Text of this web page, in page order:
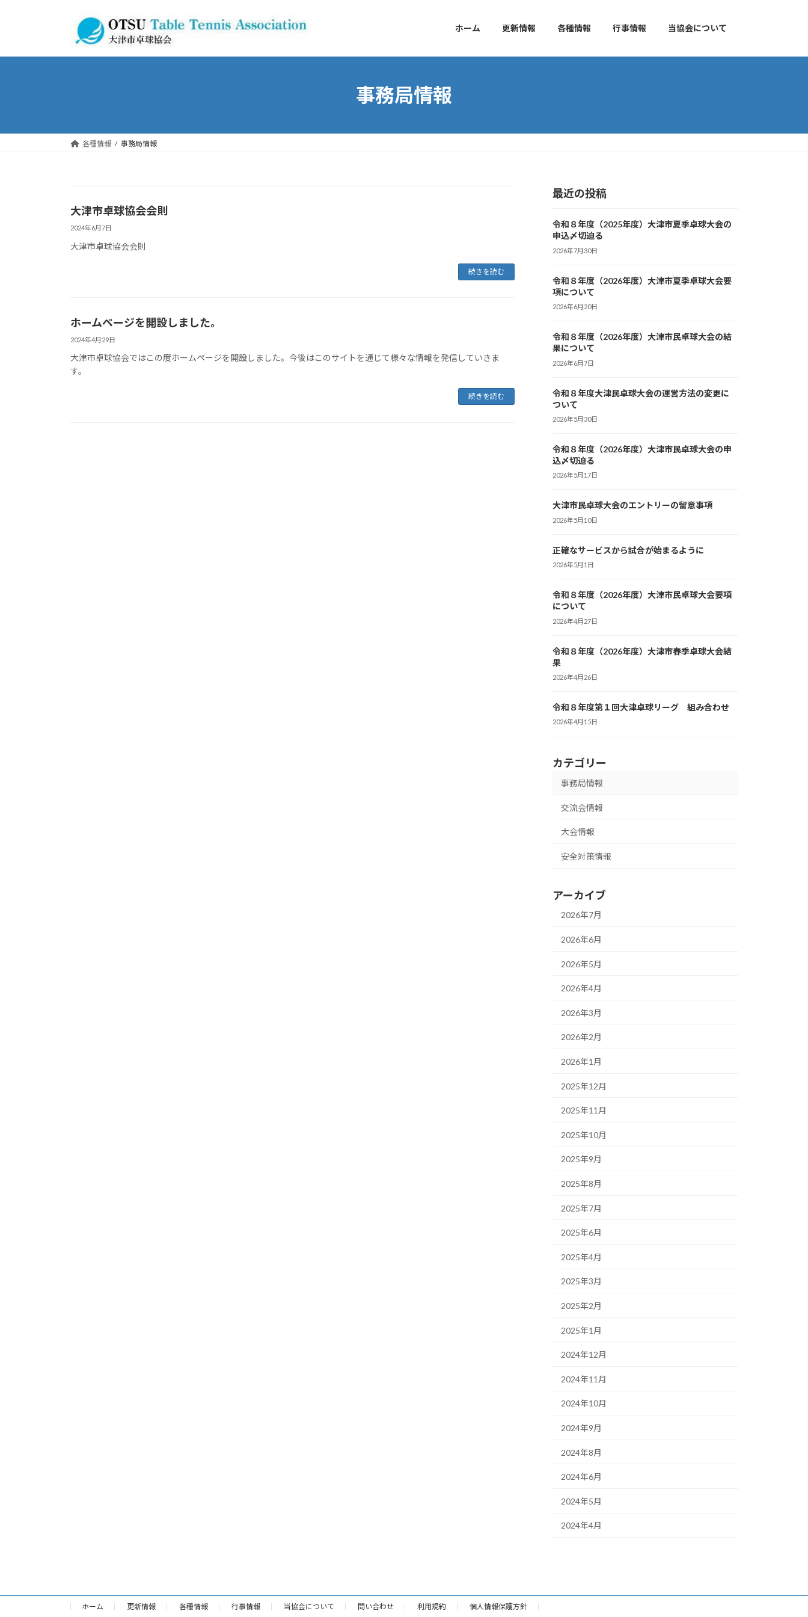
プ
動
ホーム 更新情報 各種情報 行事情報 当協会について
事務局情報
各種情報 事務局情報
大津市卓球協会会則
2024年6月7日
大津市卓球協会会則
続きを読む
ホームページを開設しました。
2024年4月29日
大津市卓球協会ではこの度ホームページを開設しました。今後はこのサイトを通じて様々な情報を発信していきま
す。
続きを読む
最近の投稿
令和８年度（2025年度）大津市夏季卓球大会の
申込〆切迫る
2026年7月30日
令和８年度（2026年度）大津市夏季卓球大会要
項について
2026年6月20日
令和８年度（2026年度）大津市民卓球大会の結
果について
2026年6月7日
令和８年度大津民卓球大会の運営方法の変更に
ついて
2026年5月30日
令和８年度（2026年度）大津市民卓球大会の申
込〆切迫る
2026年5月17日
大津市民卓球大会のエントリーの留意事項
2026年5月10日
正確なサービスから試合が始まるように
2026年5月1日
令和８年度（2026年度）大津市民卓球大会要項
について
2026年4月27日
令和８年度（2026年度）大津市春季卓球大会結
果
2026年4月26日
令和８年度第１回大津卓球リーグ 組み合わせ
2026年4月15日
カテゴリー
事務局情報
交流会情報
大会情報
安全対策情報
アーカイブ
2026年7月
2026年6月
2026年5月
2026年4月
2026年3月
2026年2月
2026年1月
2025年12月
2025年11月
2025年10月
2025年9月
2025年8月
2025年7月
2025年6月
2025年4月
2025年3月
2025年2月
2025年1月
2024年12月
2024年11月
2024年10月
2024年9月
2024年8月
2024年6月
2024年5月
2024年4月
ホーム 更新情報 各種情報 行事情報 当協会について 問い合わせ 利用規約 個人情報保護方針